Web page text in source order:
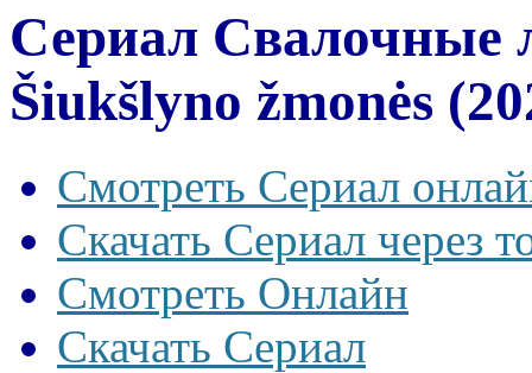
Сериал
Šiukšlyno žmonės
Смотреть Сериал
Скачать Сериал через
Смотреть Онлайн
Скачать Сериал